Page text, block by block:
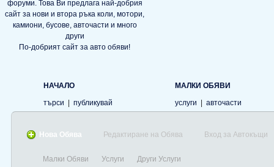
По-добрият сайт за авто обяви!
НАЧАЛО
търси
публикувай
МАЛКИ ОБЯВИ
услуги
авточасти
Нова Обява Редактиране на Обява Вход за Автокъщи
Малки Обяви Услуги Други Услуги